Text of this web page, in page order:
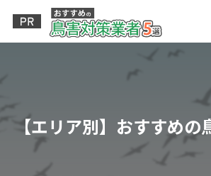
【エリア別】おすすめの